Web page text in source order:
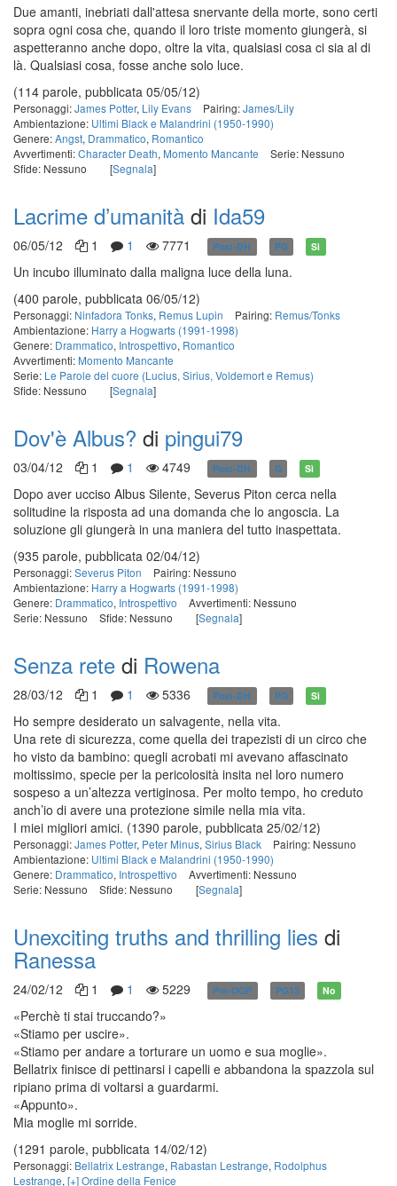
Due amanti, inebriati dall'attesa snervante della morte, sono certi
sopra ogni cosa che, quando il loro triste momento giungerà, si
aspetteranno anche dopo, oltre la vita, qualsiasi cosa ci sia al di
là. Qualsiasi cosa, fosse anche solo luce.
(114 parole, pubblicata 05/05/12)
Personaggi:James Potter, Lily Evans Pairing:James/Lily
Ambientazione: Ultimi Black e Malandrini (1950-1990)
Genere:Angst, Drammatico, Romantico
Avvertimenti:Character Death, Momento Mancante
Serie: Nessuno
Sfide: Nessuno
[Segnala]
Lacrime d’umanità di Ida59
06/05/12 1 1 7771 Post-DH PG Sì
Un incubo illuminato dalla maligna luce della luna.
(400 parole, pubblicata 06/05/12)
Personaggi: Ninfadora Tonks, Remus Lupin Pairing: Remus/Tonks
Ambientazione: Harry a Hogwarts (1991-1998)
Genere: Drammatico, Introspettivo, Romantico
Avvertimenti: Momento Mancante
Serie: Le Parole del cuore (Lucius, Sirius, Voldemort e Remus)
Sfide: Nessuno
[Segnala]
Dov'è Albus? di pingui79
03/04/12 1 1 4749 Post-DH G Sì
Dopo aver ucciso Albus Silente, Severus Piton cerca nella
solitudine la risposta ad una domanda che lo angoscia. La
soluzione gli giungerà in una maniera del tutto inaspettata.
(935 parole, pubblicata 02/04/12)
Personaggi:Severus Piton
Pairing: Nessuno
Ambientazione: Harry a Hogwarts (1991-1998)
Genere: Drammatico, Introspettivo
Avvertimenti: Nessuno
Serie: Nessuno
Sfide: Nessuno [Segnala]
Senza rete di Rowena
28/03/12 1 1 5336 Post-DH PG Sì
Ho sempre desiderato un salvagente, nella vita.
Una rete di sicurezza, come quella dei trapezisti di un circo che
ho visto da bambino: quegli acrobati mi avevano affascinato
moltissimo, specie per la pericolosità insita nel loro numero
sospeso a un’altezza vertiginosa. Per molto tempo, ho creduto
anch’io di avere una protezione simile nella mia vita.
I miei migliori amici. (1390 parole, pubblicata 25/02/12)
Personaggi:James Potter, Peter Minus, Sirius Black
Pairing: Nessuno
Ambientazione: Ultimi Black e Malandrini (1950-1990)
Genere: Drammatico, Introspettivo
Avvertimenti: Nessuno
Serie: Nessuno
Sfide: Nessuno [Segnala]
Unexciting truths and thrilling lies di
Ranessa
24/02/12 1 1 5229 Pre-OOP PG13 No
«Perchè ti stai truccando?»
«Stiamo per uscire».
«Stiamo per andare a torturare un uomo e sua moglie».
Bellatrix finisce di pettinarsi i capelli e abbandona la spazzola sul
ripiano prima di voltarsi a guardarmi.
«Appunto».
Mia moglie mi sorride.
(1291 parole, pubblicata 14/02/12)
Personaggi: Bellatrix Lestrange, Rabastan Lestrange, Rodolphus
Lestrange, [+] Ordine della Fenice